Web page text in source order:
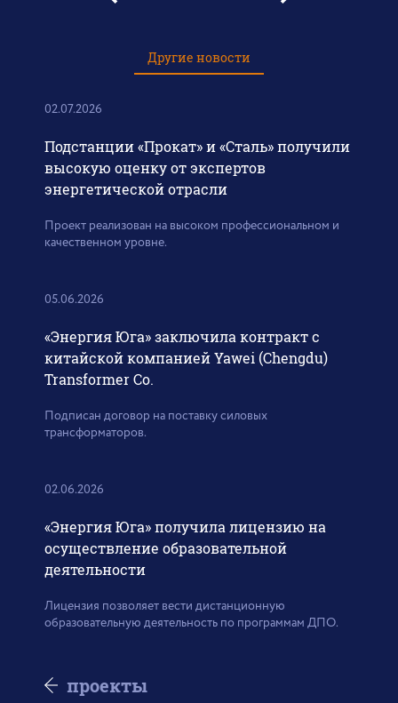
Другие новости
02.07.2026
Подстанции «Прокат» и «Сталь» получили
высокую оценку от экспертов
энергетической отрасли
Проект реализован на высоком профессиональном и
качественном уровне.
05.06.2026
«Энергия Юга» заключила контракт с
китайской компанией Yawei (Chengdu)
Transformer Co.
Подписан договор на поставку силовых
трансформаторов.
02.06.2026
«Энергия Юга» получила лицензию на
осуществление образовательной
деятельности
Лицензия позволяет вести дистанционную
образовательную деятельность по программам ДПО.
проекты